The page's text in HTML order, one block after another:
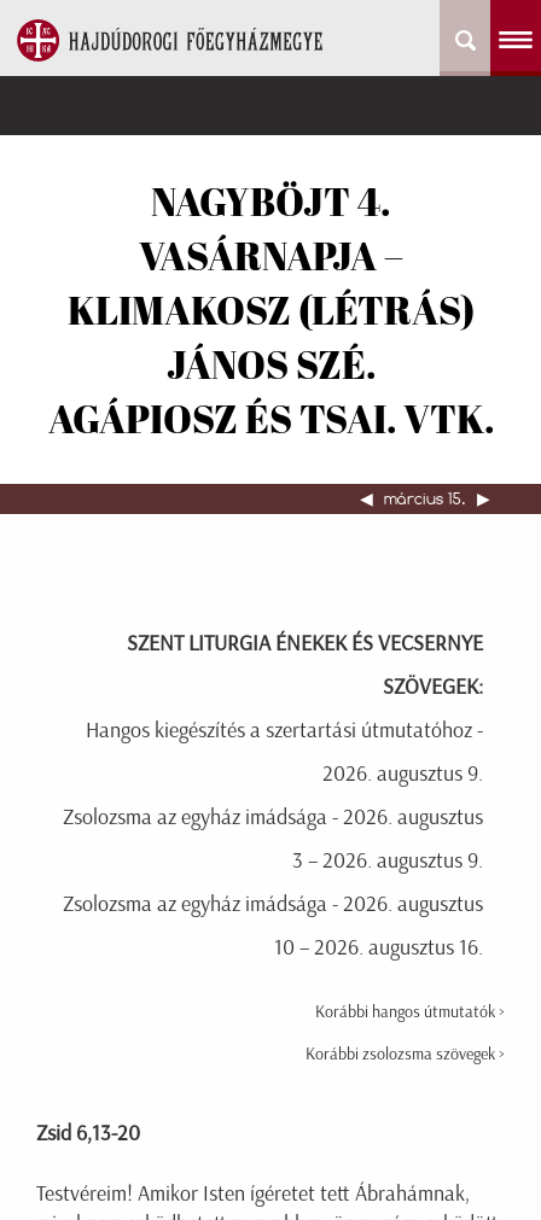
NAGYBÖJT 4.
VASÁRNAPJA –
KLIMAKOSZ (LÉTRÁS)
JÁNOS SZÉ.
AGÁPIOSZ ÉS TSAI. VTK.
◀︎ március 15. ▶︎
SZENT LITURGIA ÉNEKEK ÉS VECSERNYE
SZÖVEGEK:
Hangos kiegészítés a szertartási útmutatóhoz -
2026. augusztus 9.
Zsolozsma az egyház imádsága - 2026. augusztus
3 – 2026. augusztus 9.
Zsolozsma az egyház imádsága - 2026. augusztus
10 – 2026. augusztus 16.
Korábbi hangos útmutatók >
Korábbi zsolozsma szövegek >
Zsid 6,13-20
Testvéreim! Amikor Isten ígéretet tett Ábrahámnak,